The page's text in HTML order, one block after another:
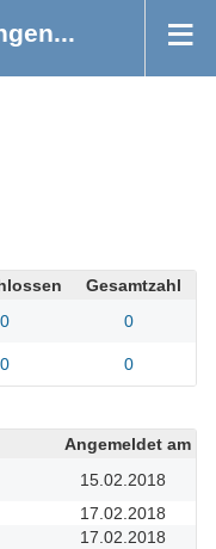
Gesamtzahl
0
0
0 0
Angemeldet am
15.02.2018
17.02.2018
17.02.2018